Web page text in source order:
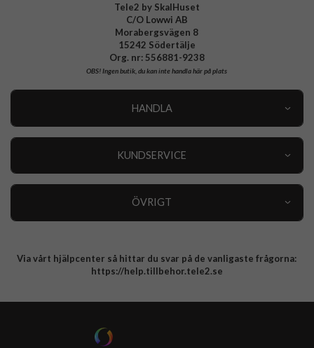
Tele2 by SkalHuset
C/O Lowwi AB
Morabergsvägen 8
15242 Södertälje
Org. nr: 556881-9238
OBS!Ingen butik, du kan inte handla här på plats
HANDLA
KUNDSERVICE
ÖVRIGT
Integritetspolicy
Via vårt hjälpcenter så hittar du svar på de vanligaste frågorna:
https://help.tillbehor.tele2.se